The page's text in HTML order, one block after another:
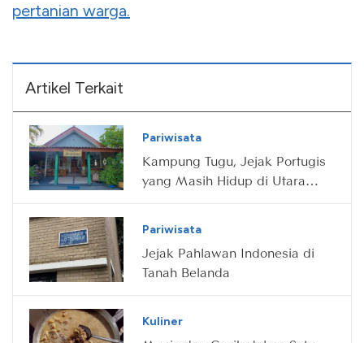
pertanian warga.
Artikel Terkait
Pariwisata
Kampung Tugu, Jejak Portugis
yang Masih Hidup di Utara
Pariwisata
Jejak Pahlawan Indonesia di
Tanah Belanda
Kuliner